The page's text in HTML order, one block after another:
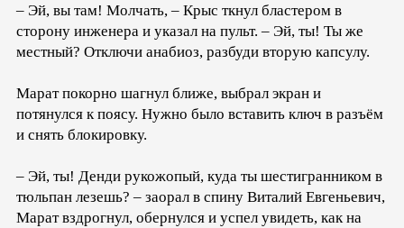
– Эй, вы там! Молчать, – Крыс ткнул бластером в
сторону инженера и указал на пульт. – Эй, ты! Ты же
местный? Отключи анабиоз, разбуди вторую капсулу.
Марат покорно шагнул ближе, выбрал экран и
потянулся к поясу. Нужно было вставить ключ в разъём
и снять блокировку.
– Эй, ты! Денди рукожопый, куда ты шестигранником в
тюльпан лезешь? – заорал в спину Виталий Евгеньевич,
Марат вздрогнул, обернулся и успел увидеть, как на